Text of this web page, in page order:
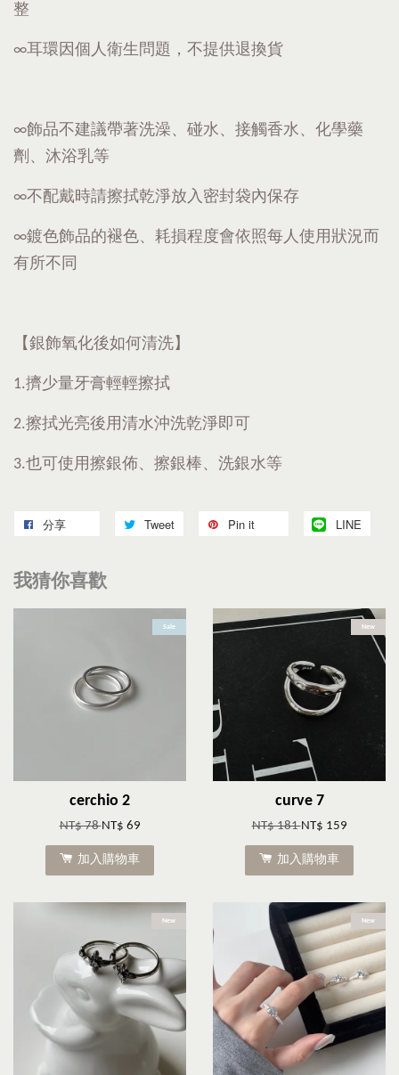
整
∞耳環因個人衛生問題，不提供退換貨
∞飾品不建議帶著洗澡、碰水、接觸香水、化學藥
劑、沐浴乳等
∞不配戴時請擦拭乾淨放入密封袋內保存
∞鍍色飾品的褪色、耗損程度會依照每人使用狀況而
有所不同
【銀飾氧化後如何清洗】
1.擠少量牙膏輕輕擦拭
2.擦拭光亮後用清水沖洗乾淨即可
3.也可使用擦銀佈、擦銀棒、洗銀水等
分享 Tweet Pin it LINE
我猜你喜歡
Sale
cerchio 2
NT$ 78NT$ 69
加入購物車
New
curve 7
NT$ 181NT$ 159
加入購物車
New New